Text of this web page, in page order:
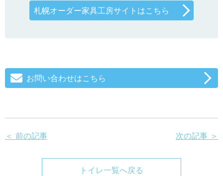
札幌オーダー家具工房サイトはこちら
お問い合わせはこちら
＜ 前の記事 次の記事 ＞
トイレ一覧へ戻る